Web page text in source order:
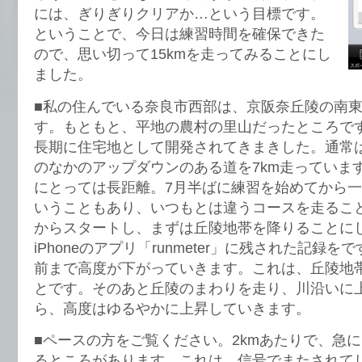
には、ぎりぎりクリアか…という目標です。
ということで、今日は練習時間を確保できた
ので、思い切って15kmを走ってみることにし
ました。
■私の住んでいる奈良市西部は、京阪奈丘陵の南
す。もともと、平地の農村の里山だったところで
長期に住宅地として開発されてきまきした。通常
のなかのアップダウンのある道を7km走っていま
にとっては長距離。7月半ばに練習を始めてから
いうこともあり、いつもとは違うコースを走るこ
からスタートし、まずは丘陵地帯を降りることに
iPhoneのアプリ「runmeter」に残された記録を
前まで高度が下がっていきます。これは、丘陵地
とです。そのあと丘陵のまわりを走り、川沿いに
ら、高度はゆるやかに上昇していきます。
■ペースの方をご覧ください。2kmあたりで、急